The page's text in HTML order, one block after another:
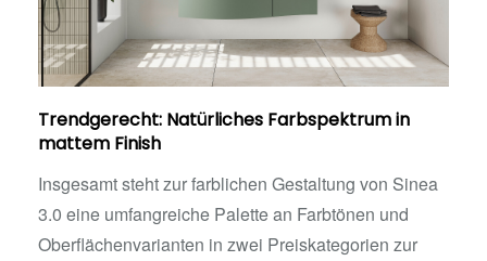
Trendgerecht: Natürliches Farbspektrum in
mattem Finish
Insgesamt steht zur farblichen Gestaltung von Sinea
3.0 eine umfangreiche Palette an Farbtönen und
Oberflächenvarianten in zwei Preiskategorien zur